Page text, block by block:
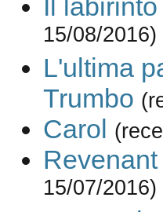
Il
15/08/2016)
L'ultima
Trumbo
Carol
15/07/2016)